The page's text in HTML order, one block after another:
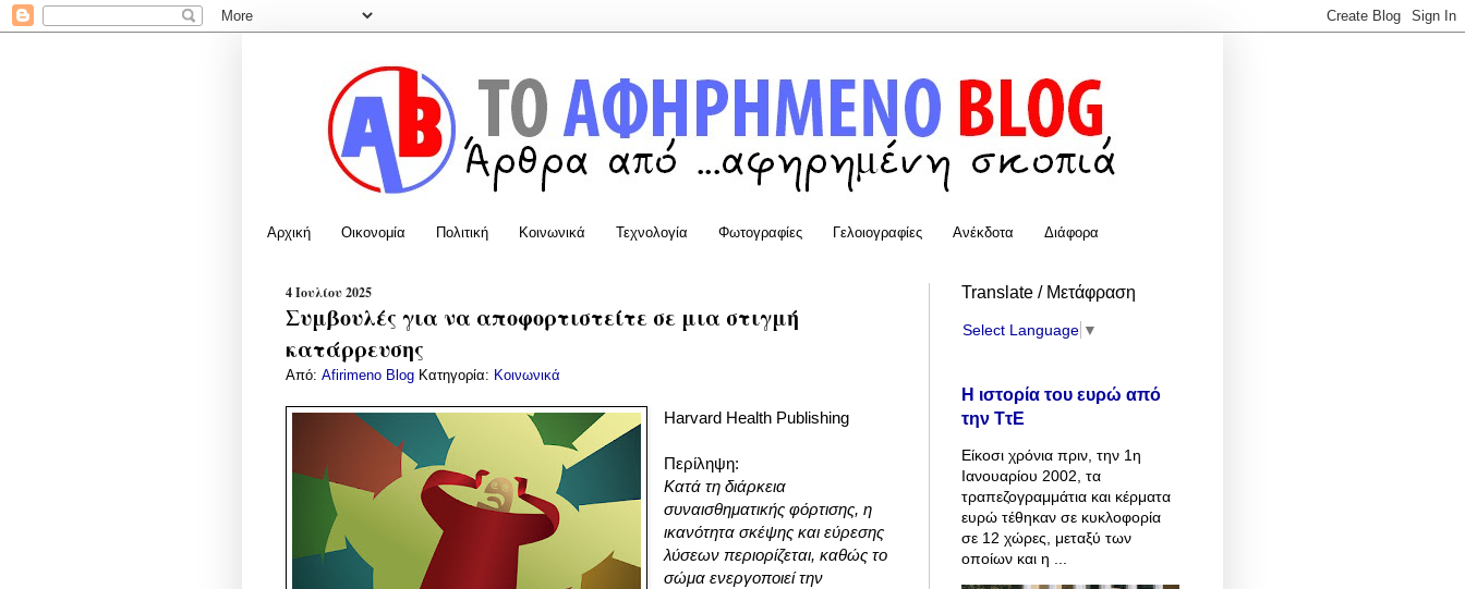
Αρχική Οικονομία Πολιτική Κοινωνικά Τεχνολογία Φωτογραφίες Γελοιογραφίες Ανέκδοτα Διάφορα
4 Ιουλίου 2025
Συμβουλές για να αποφορτιστείτε σε μια στιγμή
κατάρρευσης
Από: Afirimeno Blog Κατηγορία: Κοινωνικά
Harvard Health Publishing
Περίληψη:
Κατά τη διάρκεια
συναισθηματικής φόρτισης, η
ικανότητα σκέψης και εύρεσης
λύσεων περιορίζεται, καθώς το
σώμα ενεργοποιεί την
Translate / Μετάφραση
Select Language ▼
Η ιστορία του ευρώ από
την ΤτΕ
Είκοσι χρόνια πριν, την 1η
Ιανουαρίου 2002, τα
τραπεζογραμμάτια και κέρματα
ευρώ τέθηκαν σε κυκλοφορία
σε 12 χώρες, μεταξύ των
οποίων και η ...